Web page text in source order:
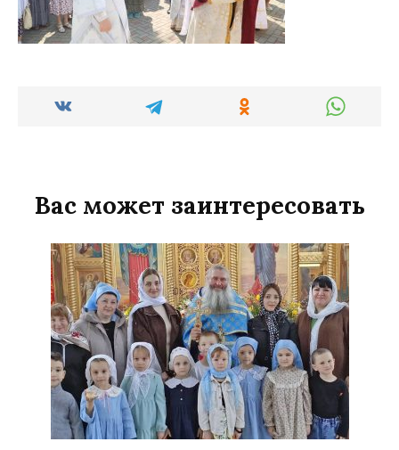
Вас может заинтересовать